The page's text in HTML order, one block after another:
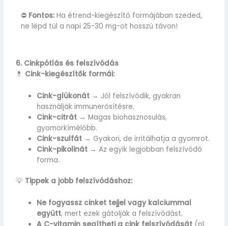
⛔ Fontos: Ha étrend-kiegészítő formájában szeded,
ne lépd túl a napi 25-30 mg-ot hosszú távon!
6. Cinkpótlás és felszívódás
💊 Cink-kiegészítők formái:
Cink-glükonát → Jól felszívódik, gyakran
használják immunerősítésre.
Cink-citrát → Magas biohasznosulás,
gyomorkímélőbb.
Cink-szulfát → Gyakori, de irritálhatja a gyomrot.
Cink-pikolinát → Az egyik legjobban felszívódó
forma.
💡 Tippek a jobb felszívódáshoz:
Ne fogyassz cinket tejjel vagy kalciummal
együtt, mert ezek gátolják a felszívódást.